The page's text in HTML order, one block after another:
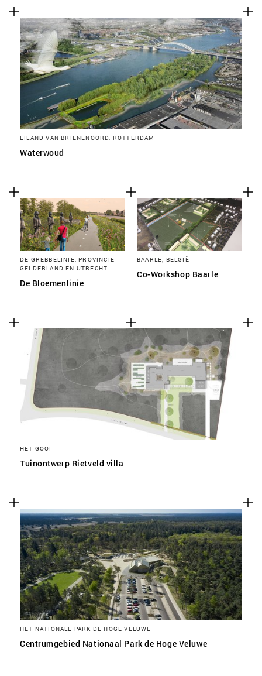
EILAND VAN BRIENENOORD, ROTTERDAM
Waterwoud
DE GREBBELINIE, PROVINCIE
GELDERLAND EN UTRECHT
De Bloemenlinie
BAARLE, BELGIË
Co-Workshop Baarle
HET GOOI
Tuinontwerp Rietveld villa
HET NATIONALE PARK DE HOGE VELUWE
Centrumgebied Nationaal Park de Hoge Veluwe